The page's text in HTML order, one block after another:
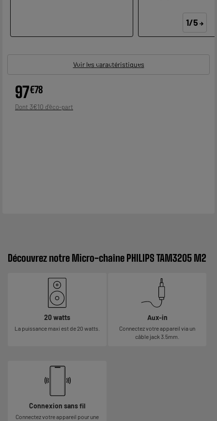
1/5
Voir les caractéristiques
97€78
Dont 3€10
Découvrez notre Micro-chaîne PHILIPS TAM3205 M2
20 watts
La puissance maxi est de 20 watts.
Aux-in
Connectez votre appareil via un
câble jack 3.5mm.
Connexion sans fil
Connectez votre appareil pour une